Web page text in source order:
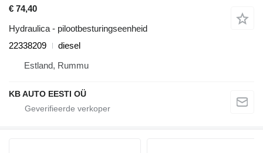
€ 74,40
Hydraulica - pilootbesturingseenheid
22338209
diesel
Estland, Rummu
KB AUTO EESTI OÜ